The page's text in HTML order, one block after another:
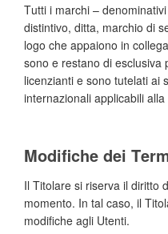
Tutti i marchi –
distintivo, ditta, marchio di
logo che appaiono in
sono e restano di esclusiva
licenzianti e sono tutelati ai
internazionali applicabili
Modifiche dei
Il Titolare si riserva il diritto
momento. In tal caso, il
modifiche agli Utenti.